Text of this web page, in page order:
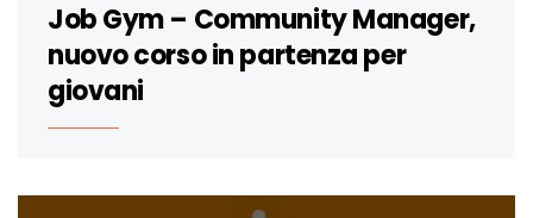
Job Gym – Community Manager,
nuovo corso in partenza per
giovani